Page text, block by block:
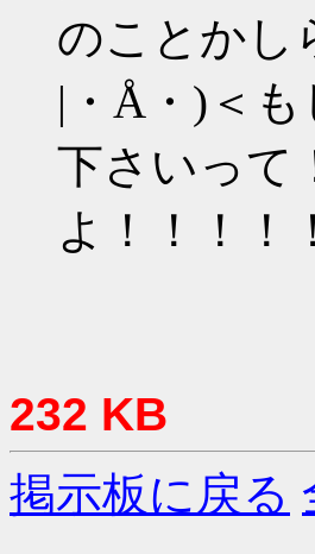
のことかし
|・Å・)＜
下さいって
よ！！！！
232 KB
掲示板に戻る